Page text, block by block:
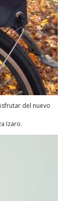
del nuevo
Izaro.